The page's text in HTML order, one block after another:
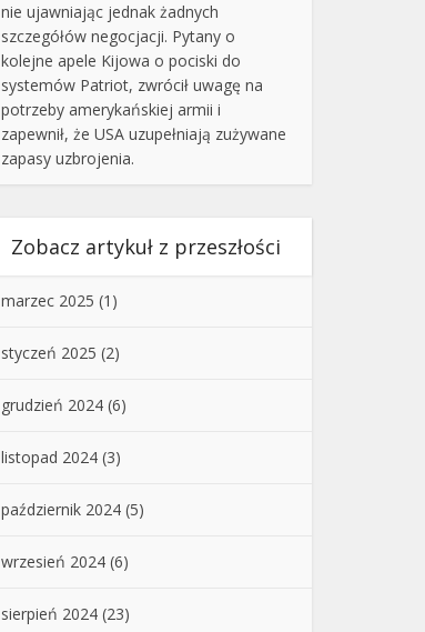
nie ujawniając jednak żadnych
szczegółów negocjacji. Pytany o
kolejne apele Kijowa o pociski do
systemów Patriot, zwrócił uwagę na
potrzeby amerykańskiej armii i
zapewnił, że USA uzupełniają zużywane
zapasy uzbrojenia.
Zobacz artykuł z przeszłości
marzec 2025 (1)
styczeń 2025 (2)
grudzień 2024 (6)
listopad 2024 (3)
październik 2024 (5)
wrzesień 2024 (6)
sierpień 2024 (23)